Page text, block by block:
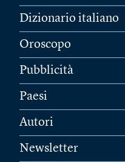
Dizionario italiano
Oroscopo
Pubblicità
Paesi
Autori
Newsletter